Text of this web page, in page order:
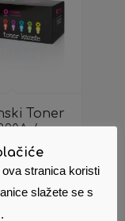
Toner
/
Cijena s PDV
stranica koristi
slažete se s